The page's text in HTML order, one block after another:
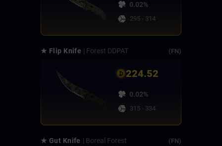
0.02%
295 - 314
★ Flip Knife | Forest DDPAT (FN)
224.52
0.02%
315 - 334
★ Gut Knife | Boreal Forest (FN)